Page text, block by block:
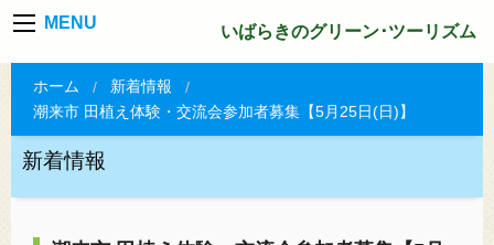
MENU いばらきのグリーン･ツーリズム
ホーム
新着情報
潮来市 田植え体験・交流会参加者募集【5月25日(日)】
新着情報